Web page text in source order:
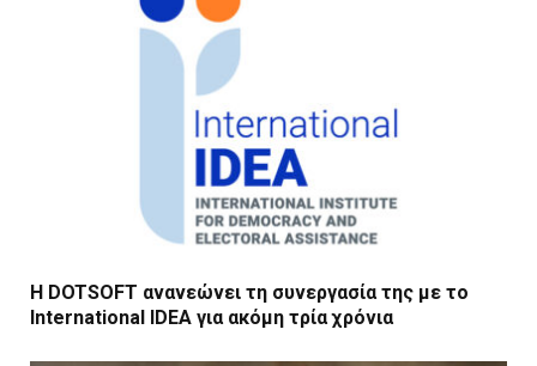
Η DOTSOFT ανανεώνει τη συνεργασία της με το
International IDEA για ακόμη τρία χρόνια